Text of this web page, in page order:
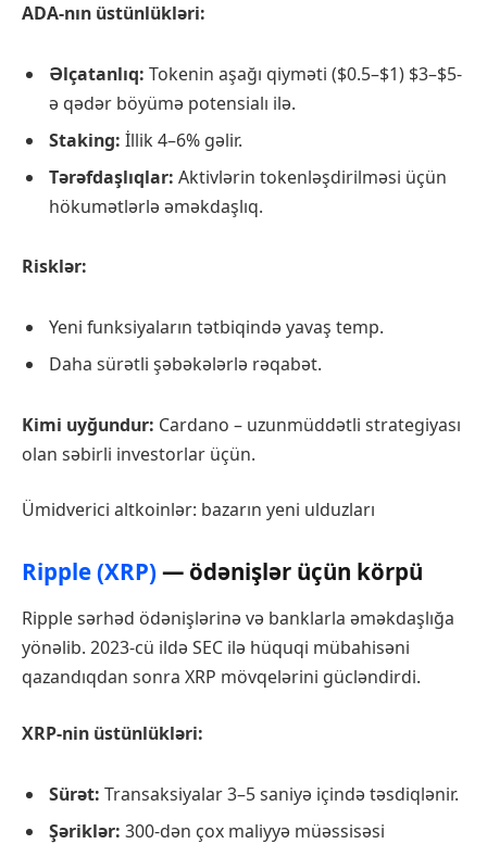
ADA-nın üstünlükləri:
Əlçatanlıq: Tokenin aşağı qiyməti ($0.5–$1) $3–$5-
ə qədər böyümə potensialı ilə.
Staking: İllik 4–6% gəlir.
Tərəfdaşlıqlar: Aktivlərin tokenləşdirilməsi üçün
hökumətlərlə əməkdaşlıq.
Risklər:
Yeni funksiyaların tətbiqində yavaş temp.
Daha sürətli şəbəkələrlə rəqabət.
Kimi uyğundur: Cardano – uzunmüddətli strategiyası
olan səbirli investorlar üçün.
Ümidverici altkoinlər: bazarın yeni ulduzları
Ripple (XRP)— ödənişlər üçün körpü
Ripple sərhəd ödənişlərinə və banklarla əməkdaşlığa
yönəlib. 2023-cü ildə SEC ilə hüquqi mübahisəni
qazandıqdan sonra XRP mövqelərini gücləndirdi.
XRP-nin üstünlükləri:
Sürət: Transaksiyalar 3–5 saniyə içində təsdiqlənir.
Şəriklər: 300-dən çox maliyyə müəssisəsi